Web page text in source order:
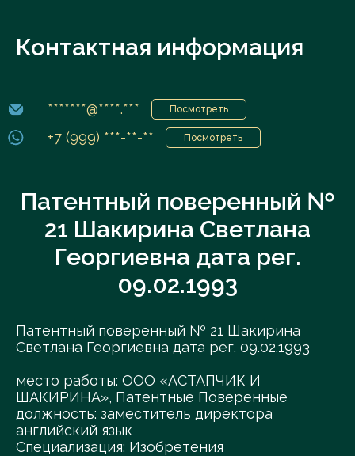
Контактная информация
*******@****.*** Посмотреть
+7 (999) ***-**-** Посмотреть
Патентный поверенный №
21 Шакирина Светлана
Георгиевна дата рег.
09.02.1993
Патентный поверенный № 21 Шакирина
Светлана Георгиевна дата рег. 09.02.1993
место работы: ООО «АСТАПЧИК И
ШАКИРИНА», Патентные Поверенные
должность: заместитель директора
английский язык
Специализация: Изобретения